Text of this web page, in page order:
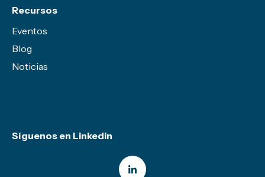
Recursos
Eventos
Blog
Noticias
Síguenos en Linkedin